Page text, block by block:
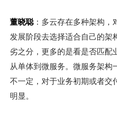
董晓聪：多云存在多种架构，
发展阶段去选择适合自己的架
劣之分，更多的是看是否匹配
从单体到微服务。微服务架构
不一定，对于业务初期或者交
明显。